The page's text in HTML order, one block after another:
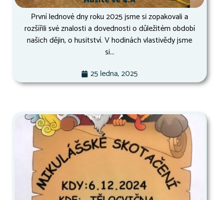
První lednové dny roku 2025 jsme si zopakovali a
rozšířili své znalosti a dovednosti o důležitém období
našich dějin, o husitství. V hodinách vlastivědy jsme
si...
25 ledna, 2025